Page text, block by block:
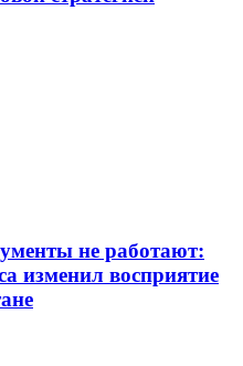
не работают:
изменил восприятие